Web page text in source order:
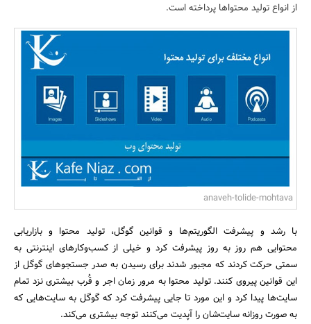
مسکن و ساختمان
از انواع تولید محتواها پرداخته است.
anaveh-tolide-mohtava
با رشد و پیشرفت الگوریتم‌ها و قوانین گوگل، تولید محتوا و بازاریابی
محتوایی هم روز به روز پیشرفت کرد و خیلی از کسب‌وکارهای اینترنتی به
سمتی حرکت کردند که مجبور شدند برای رسیدن به صدر جستجوهای گوگل از
این قوانین پیروی کنند. تولید محتوا به مرور زمان اجر و قُرب بیشتری نزد تمام
سایت‌ها پیدا کرد و این مورد تا جایی پیشرفت کرد که گوگل به سایت‌هایی که
به صورت روزانه سایت‌شان را آپدیت می‌کنند توجه بیشتری می‌کند.